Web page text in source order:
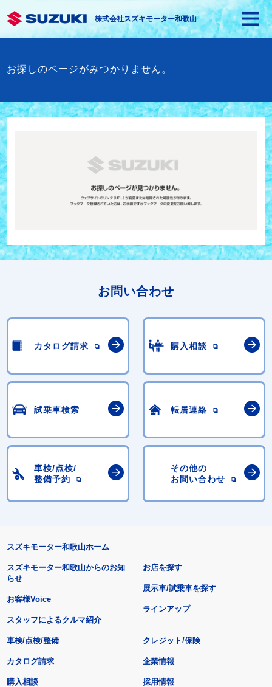
株式会社スズキモーター和歌山
お探しのページがみつかりません。
お問い合わせ
カタログ請求 購入相談
試乗車検索 転居連絡
車検/点検/
整備予約
その他の
お問い合わせ
スズキモーター和歌山ホーム
スズキモーター和歌山からのお知
らせ
お客様Voice
スタッフによるクルマ紹介
お店を探す
展示車/試乗車を探す
ラインアップ
車検/点検/整備 クレジット/保険
カタログ請求
購入相談
企業情報
採用情報